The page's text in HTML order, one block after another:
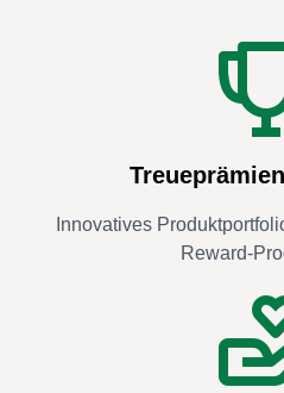
Innovatives
Reward-